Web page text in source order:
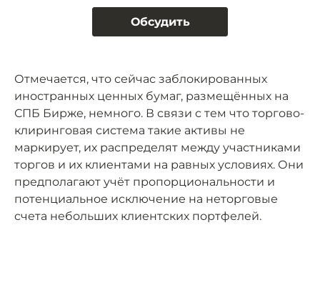
Обсудить
Отмечается, что сейчас заблокированных
иностранных ценных бумаг, размещённых на
СПБ Бирже, немного. В связи с тем что торгово-
клиринговая система такие активы не
маркирует, их распределят между участниками
торгов и их клиентами на равных условиях. Они
предполагают учёт пропорциональности и
потенциальное исключение на неторговые
счета небольших клиентских портфелей.